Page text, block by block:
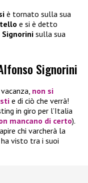
è tornato sulla sua
e si è detto
sulla sua
Signorini
non si
e di ciò che verrà!
in giro per l’Italia
mancano di certo).
chi varcherà la
visto tra i suoi